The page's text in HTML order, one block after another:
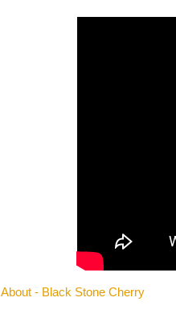
About - Black Stone Cherry